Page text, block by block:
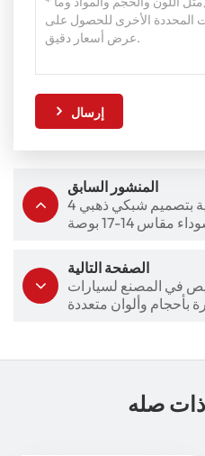
إرسال
المنشور السابق
عجلات معدنية بتصميم شبكي ذهبي 4X100 5X120 مع
14-17 بوصة
الصفحة التالية
في المصنع لسيارات
بأحجام وألوان متعددة
صله